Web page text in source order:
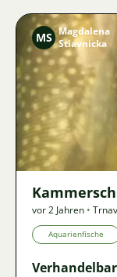
MS Magdalena
Stiavnicka
vor 2 Jahren •
Aquarienfische
Verhandelbar